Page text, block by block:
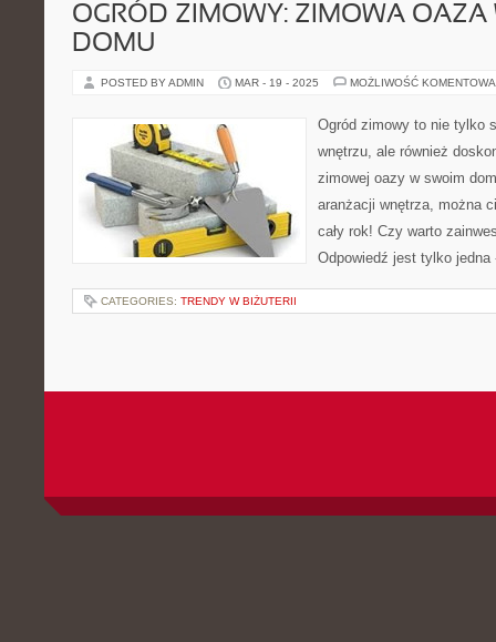
OGRÓD ZIMOWY: ZIMOWA OAZA
DOMU
POSTED BY ADMIN MAR - 19 - 2025 MOŻLIWOŚĆ
Ogród zimowy to nie tylko
wnętrzu, ale również
zimowej oazy w swoim
aranżacji wnętrza, można
cały rok! Czy warto
Odpowiedź jest tylko jedna
CATEGORIES: TRENDY W BIŻUTERII